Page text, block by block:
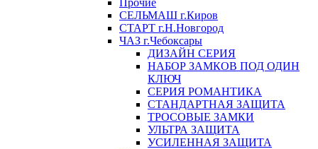
Прочие
СЕЛЬМАШ г.Киров
СТАРТ г.Н.Новгород
ЧАЗ г.Чебоксары
ДИЗАЙН СЕРИЯ
НАБОР ЗАМКОВ ПОД ОДИН
КЛЮЧ
СЕРИЯ РОМАНТИКА
СТАНДАРТНАЯ ЗАЩИТА
ТРОСОВЫЕ ЗАМКИ
УЛЬТРА ЗАЩИТА
УСИЛЕННАЯ ЗАЩИТА